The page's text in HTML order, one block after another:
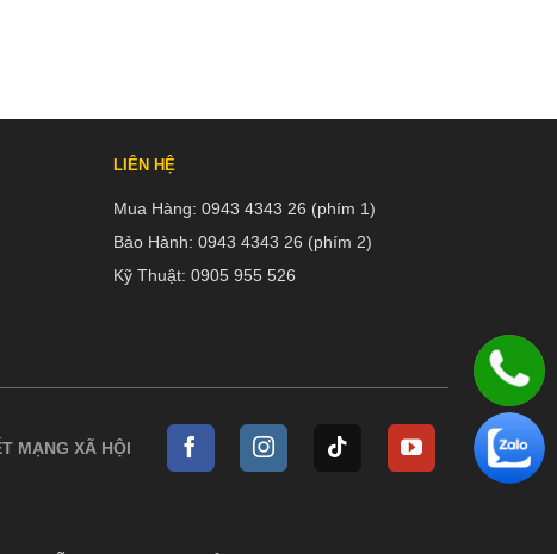
LIÊN HỆ
Mua Hàng:0943 4343 26 (phím 1)
Bảo Hành:0943 4343 26 (phím 2)
Kỹ Thuật:0905 955 526
MẠNG XÃ HỘI